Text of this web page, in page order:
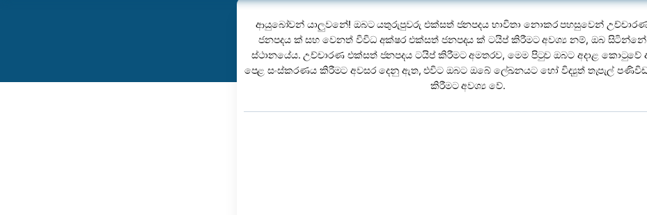
ආයුබෝවන් යාලුවනේ! ඔබට යතුරුපුවරු එක්සත් ජනපදය භාවිතා නොකර පහසුවෙන්
ජනපදය ක් සහ වෙනත් විවිධ අක්ෂර එක්සත් ජනපදය ක් ටයිප් කිරීමට අවශ්‍ය නම්, ඔබ සිටින්නේ
ස්ථානයේය. උච්චාරණ එක්සත් ජනපදය ටයිප් කිරීමට අමතරව, මෙම පිටුව ඔබට අදාළ කොටුවේ
පෙළ සංස්කරණය කිරීමට අවසර දෙනු ඇත, එවිට ඔබට ඔබේ ලේඛනයට හෝ විද්‍යුත් තැපැල්
කිරීමට අවශ්‍ය වේ.